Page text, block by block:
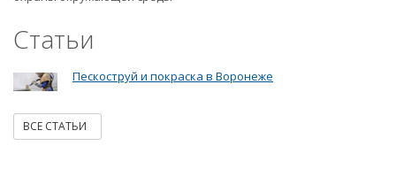
Статьи
Пескоструй и покраска в Воронеже
ВСЕ СТАТЬИ